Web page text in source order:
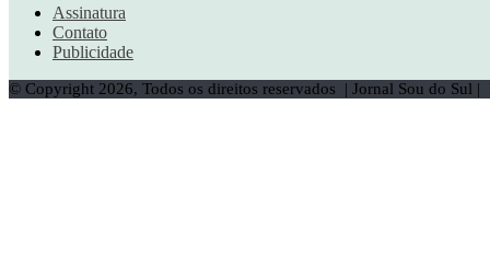
Assinatura
Contato
Publicidade
© Copyright 2026, Todos os direitos reservados | Jornal Sou do Sul |